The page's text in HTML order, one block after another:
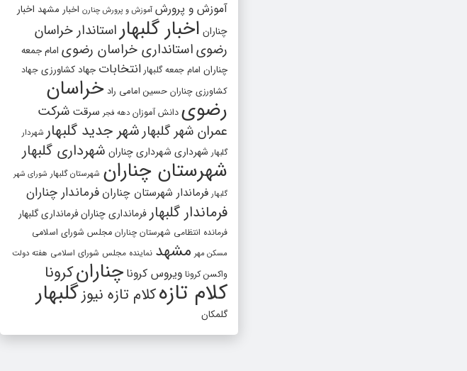
آموزش و پرورش آموزش و پرورش چنارن اخبار مشهد اخبار
چناران اخبار گلبهار استاندار خراسان
رضویاستانداری خراسان رضوی امام جمعه
چناران امام جمعه گلبهار انتخابات جهاد کشاورزی جهاد
کشاورزی چناران حسین امامی راد خراسان
رضوی دانش آموزان دهه فجر سرقت شرکت
عمران شهر گلبهارشهر جدید گلبهار شهردار
گلبهار شهرداری شهرداری چناران شهرداری گلبهار
شهرستان چناران شهرستان گلبهار شورای شهر
گلبهار فرماندار شهرستان چناران فرماندار چناران
فرماندار گلبهار فرمانداری چنارانفرمانداری گلبهار
فرمانده انتظامی شهرستان چناران مجلس شورای اسلامی
مسکن مهر مشهد نماینده مجلس شورای اسلامی هفته دولت
واکسن کرونا ویروس کرونا چنارانکرونا
کلام تازهکلام تازه نیوزگلبهار
گلمکان